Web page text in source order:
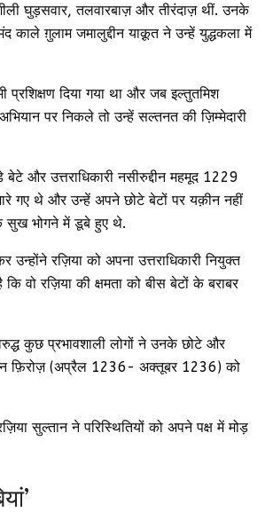
घुड़सवार, तलवारबाज़ और तीरंदाज़ थीं. उनके
काले ग़ुलाम जमालुद्दीन याक़ूत ने उन्हें युद्धकला में
प्रशिक्षण दिया गया था और जब इल्तुतमिश
पर निकले तो उन्हें सल्तनत की ज़िम्मेदारी
और उत्तराधिकारी नसीरुद्दीन महमूद 1229
गए थे और उन्हें अपने छोटे बेटों पर यक़ीन नहीं
सुख भोगने में डूबे हुए थे.
रज़िया को अपना उत्तराधिकारी नियुक्त
वो रज़िया की क्षमता को बीस बेटों के बराबर
कुछ प्रभावशाली लोगों ने उनके छोटे और
फ़िरोज़ (अप्रैल 1236- अक्तूबर 1236) को
सुल्तान ने परिस्थितियों को अपने पक्ष में मोड़